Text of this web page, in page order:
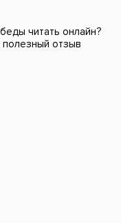
читать онлайн?
полезный отзыв